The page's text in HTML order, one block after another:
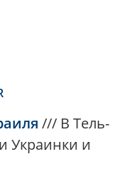
/// В Тель-
Украинки и